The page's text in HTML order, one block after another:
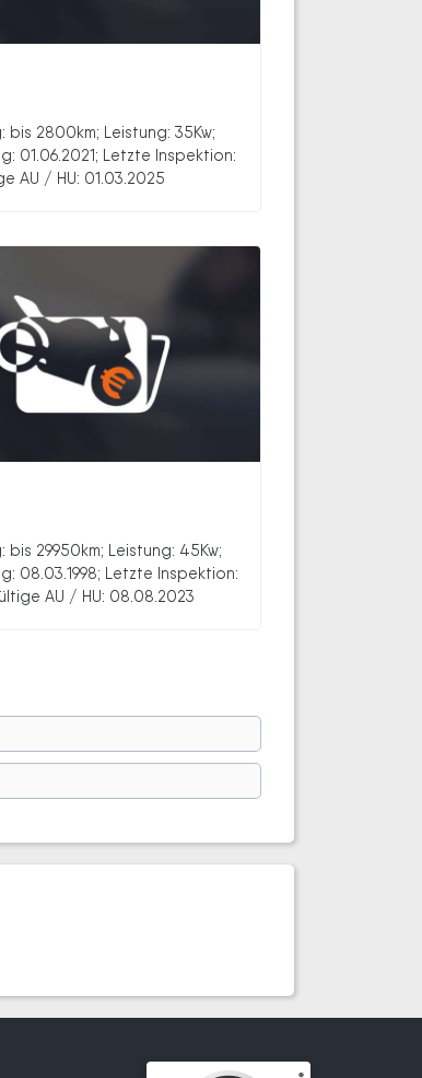
bis 2800km; Leistung: 35Kw;
01.06.2021; Letzte Inspektion:
AU / HU: 01.03.2025
bis 29950km; Leistung: 45Kw;
08.03.1998; Letzte Inspektion:
AU / HU: 08.08.2023